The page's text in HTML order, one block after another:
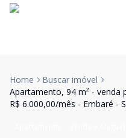
Home
Buscar imóvel
Apartamento, 94 m² - venda
R$ 6.000,00/mês - Embaré -